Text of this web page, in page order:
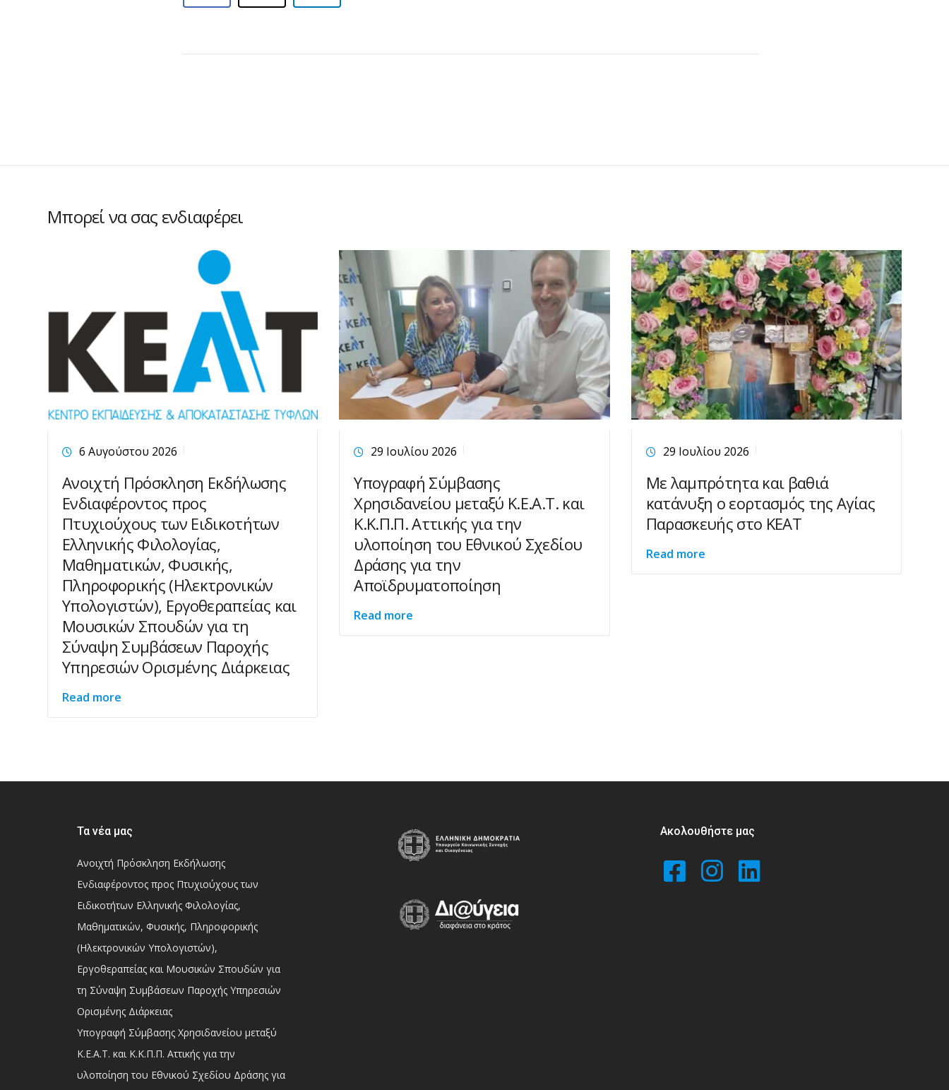
Μπορεί να σας ενδιαφέρει
6 Αυγούστου 2026
Ανοιχτή Πρόσκληση Εκδήλωσης
Ενδιαφέροντος προς
Πτυχιούχους των Ειδικοτήτων
Ελληνικής Φιλολογίας,
Μαθηματικών, Φυσικής,
Πληροφορικής (Ηλεκτρονικών
Υπολογιστών), Εργοθεραπείας και
Μουσικών Σπουδών για τη
Σύναψη Συμβάσεων Παροχής
Υπηρεσιών Ορισμένης Διάρκειας
Read more
29 Ιουλίου 2026
Υπογραφή Σύμβασης
Χρησιδανείου μεταξύ Κ.Ε.Α.Τ. και
Κ.Κ.Π.Π. Αττικής για την
υλοποίηση του Εθνικού Σχεδίου
Δράσης για την
Αποϊδρυματοποίηση
Read more
29 Ιουλίου 2026
Με λαμπρότητα και βαθιά
κατάνυξη ο εορτασμός της Αγίας
Παρασκευής στο ΚΕΑΤ
Read more
Τα νέα μας
Ανοιχτή Πρόσκληση Εκδήλωσης
Ενδιαφέροντος προς Πτυχιούχους των
Ειδικοτήτων Ελληνικής Φιλολογίας,
Μαθηματικών, Φυσικής, Πληροφορικής
(Ηλεκτρονικών Υπολογιστών),
Εργοθεραπείας και Μουσικών Σπουδών για
τη Σύναψη Συμβάσεων Παροχής Υπηρεσιών
Ορισμένης Διάρκειας
Υπογραφή Σύμβασης Χρησιδανείου μεταξύ
Κ.Ε.Α.Τ. και Κ.Κ.Π.Π. Αττικής για την
υλοποίηση του Εθνικού Σχεδίου Δράσης για
Ακολουθήστε μας